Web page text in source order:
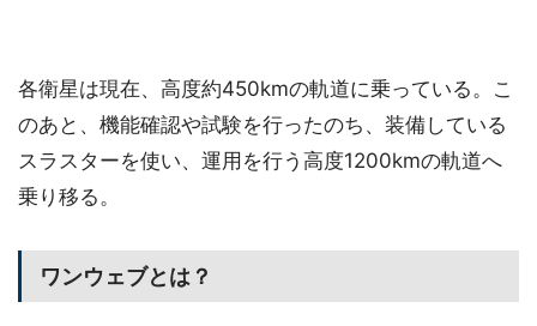
各衛星は現在、高度約450kmの軌道に乗っている。こ
のあと、機能確認や試験を行ったのち、装備している
スラスターを使い、運用を行う高度1200kmの軌道へ
乗り移る。
ワンウェブとは？